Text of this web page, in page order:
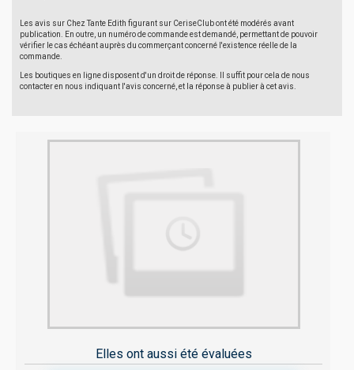
Les avis sur Chez Tante Edith figurant sur CeriseClub ont été modérés avant
publication. En outre, un numéro de commande est demandé, permettant de pouvoir
vérifier le cas échéant auprès du commerçant concerné l'existence réelle de la
commande.
Les boutiques en ligne disposent d'un droit de réponse. Il suffit pour cela de nous
contacter en nous indiquant l'avis concerné, et la réponse à publier à cet avis.
Elles ont aussi été évaluées